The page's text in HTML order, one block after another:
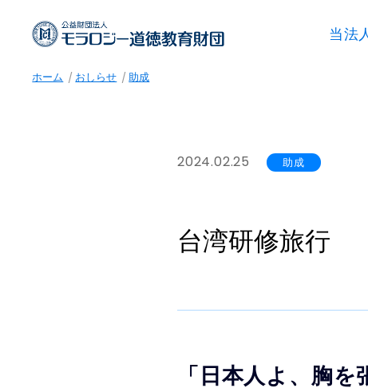
当法
ホーム おしらせ 助成
2024.02.25 助成
台湾研修旅行
「日本人よ、胸を